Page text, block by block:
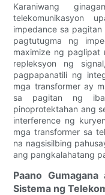
Karaniwang
telekomunikasyon
impedance sa
pagtutugma ng
maximize ng
repleksyon ng
pagpapanatili ng
mga transformer ay
sa pagitan ng
pinoprotektahan ang
interference ng
mga transformer sa
na nagsisilbing
ang pangkalahatang
Paano
Sistema ng